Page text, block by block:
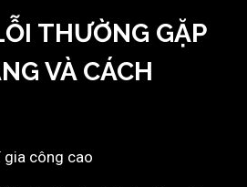
THƯỜNG GẶP
VÀ CÁCH
gia công cao